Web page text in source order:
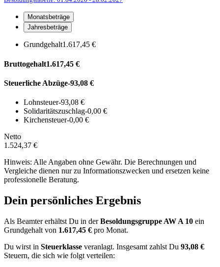
Monatsbeträge
Jahresbeträge
Grundgehalt1.617,45 €
Bruttogehalt1.617,45 €
Steuerliche Abzüge-93,08 €
Lohnsteuer-93,08 €
Solidaritätszuschlag-0,00 €
Kirchensteuer-0,00 €
Netto
1.524,37 €
Hinweis: Alle Angaben ohne Gewähr. Die Berechnungen und
Vergleiche dienen nur zu Informationszwecken und ersetzen keine
professionelle Beratung.
Dein persönliches Ergebnis
Als Beamter erhältst Du in derBesoldungsgruppe AW A 10 ein
Grundgehalt von 1.617,45 € pro Monat.
Du wirst in Steuerklasse veranlagt. Insgesamt zahlst Du 93,08 €
Steuern, die sich wie folgt verteilen: